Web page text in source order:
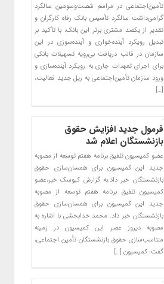
تأمین‌اجتماعی در مراسم شصت‌وسومین سالگرد
گرامی‌داشت سالگرد تأسیس بانک رفاه کارگران و
تقدیر از یکصد مشتری برتر این بانک، با تأکید بر
تبدیل رویکرد آینده‌خواری و آینده‌سوزی در این
سازمان در قالب دریافت بی‌رویه تسهیلات بانکی
برای اجرای تعهدات جاری به رویکرد آینده‌سازی و
ورود سازمان تأمین‌اجتماعی به ریل جدید فعالیت،
[…]
فرمول جدید افزایش حقوق
بازنشستگان اعلام شد
عضو کمیسیون تلفیق برنامه هفتم توسعه از مصوبه
جدید این کمیسیون برای همسان‌سازی حقوق
بازنشستگان خبر داد.به گزارش کیوسک خبر،‌عضو
کمیسیون تلفیق برنامه هفتم توسعه از مصوبه
جدید این کمیسیون برای همسان‌سازی حقوق
بازنشستگان خبر داد. محمد خدابخشی با اشاره به
مصوبه دیروز عصر این کمیسیون در زمینه
متناسب‌سازی حقوق بازنشستگان تأمین اجتماعی،
گفت: کمیسیون […]